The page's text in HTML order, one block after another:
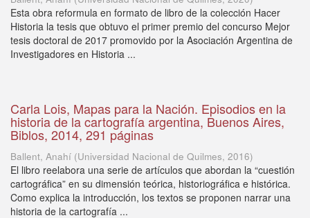
Esta obra reformula en formato de libro de la colección Hacer
Historia la tesis que obtuvo el primer premio del concurso Mejor
tesis doctoral de 2017 promovido por la Asociación Argentina de
Investigadores en Historia ...
Carla Lois, Mapas para la Nación. Episodios en la
historia de la cartografía argentina, Buenos Aires,
Biblos, 2014, 291 páginas
Ballent, Anahí (Universidad Nacional de Quilmes, 2016)
El libro reelabora una serie de artículos que abordan la “cuestión
cartográfica” en su dimensión teórica, historiográfica e histórica.
Como explica la introducción, los textos se proponen narrar una
historia de la cartografía ...